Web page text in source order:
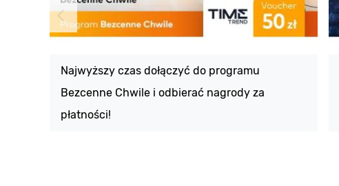
Najwyższy czas dołączyć do programu
Bezcenne Chwile i odbierać nagrody za
płatności!